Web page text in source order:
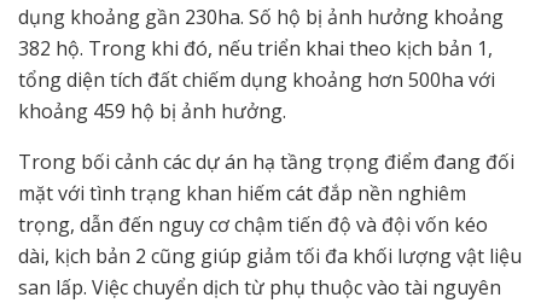
dụng khoảng gần 230ha. Số hộ bị ảnh hưởng khoảng
382 hộ. Trong khi đó, nếu triển khai theo kịch bản 1,
tổng diện tích đất chiếm dụng khoảng hơn 500ha với
khoảng 459 hộ bị ảnh hưởng.
Trong bối cảnh các dự án hạ tầng trọng điểm đang đối
mặt với tình trạng khan hiếm cát đắp nền nghiêm
trọng, dẫn đến nguy cơ chậm tiến độ và đội vốn kéo
dài, kịch bản 2 cũng giúp giảm tối đa khối lượng vật liệu
san lấp. Việc chuyển dịch từ phụ thuộc vào tài nguyên